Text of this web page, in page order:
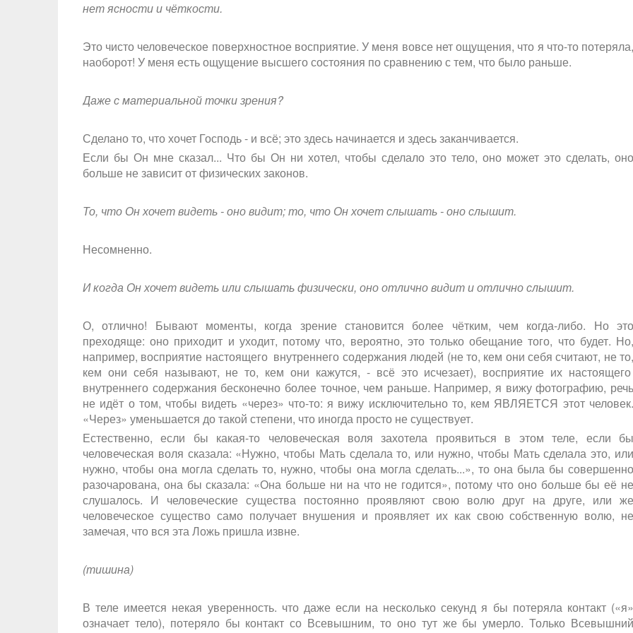
нет ясности и чёткости.
Это чисто человеческое поверхностное восприятие. У меня вовсе нет ощущения, что я что-то потеряла,
наоборот! У меня есть ощущение высшего состояния по сравнению с тем, что было раньше.
Даже с материальной точки зрения?
Сделано то, что хочет Господь - и всё; это здесь начинается и здесь заканчивается.
Если бы Он мне сказал... Что бы Он ни хотел, чтобы сделало это тело, оно может это сделать, оно
больше не зависит от физических законов.
То, что Он хочет видеть - оно видит; то, что Он хочет слышать - оно слышит.
Несомненно.
И когда Он хочет видеть или слышать физически, оно отлично видит и отлично слышит.
О, отлично! Бывают моменты, когда зрение становится более чётким, чем когда-либо. Но это
преходяще: оно приходит и уходит, потому что, вероятно, это только обещание того, что будет. Но,
например, восприятие настоящего внутреннего содержания людей (не то, кем они себя считают, не то,
кем они себя называют, не то, кем они кажутся, - всё это исчезает), восприятие их настоящего
внутреннего содержания бесконечно более точное, чем раньше. Например, я вижу фотографию, речь
не идёт о том, чтобы видеть «через» что-то: я вижу исключительно то, кем ЯВЛЯЕТСЯ этот человек.
«Через» уменьшается до такой степени, что иногда просто не существует.
Естественно, если бы какая-то человеческая воля захотела проявиться в этом теле, если бы
человеческая воля сказала: «Нужно, чтобы Мать сделала то, или нужно, чтобы Мать сделала это, или
нужно, чтобы она могла сделать то, нужно, чтобы она могла сделать...», то она была бы совершенно
разочарована, она бы сказала: «Она больше ни на что не годится», потому что оно больше бы её не
слушалось. И человеческие существа постоянно проявляют свою волю друг на друге, или же
человеческое существо само получает внушения и проявляет их как свою собственную волю, не
замечая, что вся эта Ложь пришла извне.
(тишина)
В теле имеется некая уверенность. что даже если на несколько секунд я бы потеряла контакт («я»
означает тело), потеряло бы контакт со Всевышним, то оно тут же бы умерло. Только Всевышний